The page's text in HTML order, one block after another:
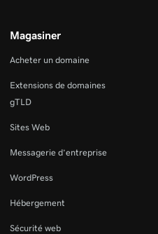
Magasiner
Acheter un domaine
Extensions de domaines
gTLD
Sites Web
Messagerie d’entreprise
WordPress
Hébergement
Sécurité web